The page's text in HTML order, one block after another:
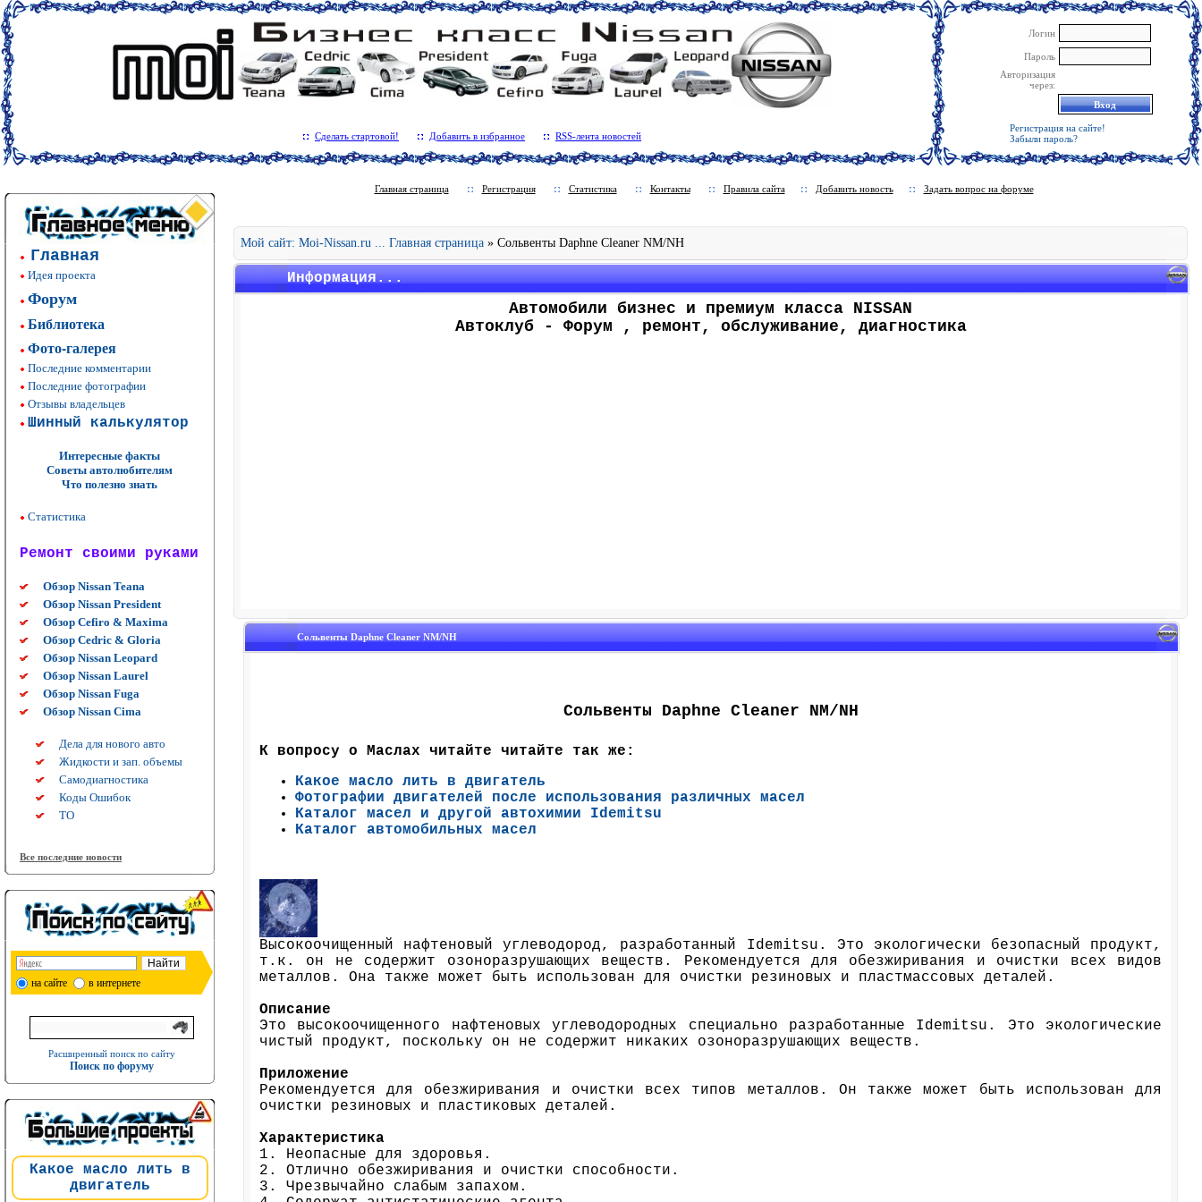
Сделать стартовой! Добавить в избранное RSS-лента новостей
Логин
Пароль
Авторизация
через:
Регистрация на сайте!
Забыли пароль?
Главная
Идея проекта
Форум
Библиотека
Фото-галерея
Последние комментарии
Последние фотографии
Отзывы владельцев
Шинный калькулятор
Интересные факты
Советы автолюбителям
Что полезно знать
Статистика
Ремонт своими руками
Обзор Nissan Teana
Обзор Nissan President
Обзор Cefiro & Maxima
Обзор Cedric & Gloria
Обзор Nissan Leopard
Обзор Nissan Laurel
Обзор Nissan Fuga
Обзор Nissan Cima
Дела для нового авто
Жидкости и зап. объемы
Самодиагностика
Коды Ошибок
ТО
Все последние новости
на сайте в интернете
Расширенный поиск по сайту
Поиск по форуму
Какое масло лить в
двигатель
Главная страница Регистрация Статистика Контакты Правила сайта Добавить новость Задать вопрос на форуме
Мой сайт: Moi-Nissan.ru ... Главная страница » Сольвенты Daphne Cleaner NM/NH
Информация...
Автомобили бизнес и премиум класса NISSAN
Автоклуб - Форум , ремонт, обслуживание, диагностика
Сольвенты Daphne Cleaner NM/NH
Сольвенты Daphne Cleaner NM/NH
К вопросу о Маслах читайте читайте так же:
Какое масло лить в двигатель
Фотографии двигателей после использования различных масел
Каталог масел и другой автохимии Idemitsu
Каталог автомобильных масел
Высокоочищенный нафтеновый углеводород, разработанный Idemitsu. Это экологически безопасный продукт,
т.к. он не содержит озоноразрушающих веществ. Рекомендуется для обезжиривания и очистки всех видов
металлов. Она также может быть использован для очистки резиновых и пластмассовых деталей.
Описание
Это высокоочищенного нафтеновых углеводородных специально разработанные Idemitsu. Это экологические
чистый продукт, поскольку он не содержит никаких озоноразрушающих веществ.
Приложение
Рекомендуется для обезжиривания и очистки всех типов металлов. Он также может быть использован для
очистки резиновых и пластиковых деталей.
Характеристика
1. Неопасные для здоровья.
2. Отлично обезжиривания и очистки способности.
3. Чрезвычайно слабым запахом.